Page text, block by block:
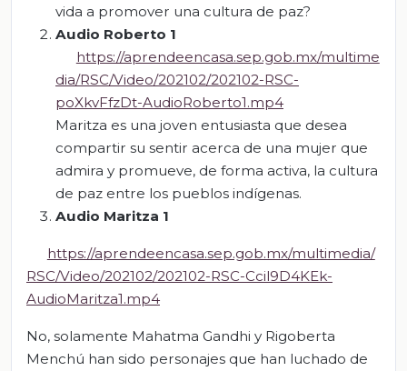
vida a promover una cultura de paz?
Audio Roberto 1
https://aprendeencasa.sep.gob.mx/multime
dia/RSC/Video/202102/202102-RSC-
poXkvFfzDt-AudioRoberto1.mp4
Maritza es una joven entusiasta que desea
compartir su sentir acerca de una mujer que
admira y promueve, de forma activa, la cultura
de paz entre los pueblos indígenas.
Audio Maritza 1
https://aprendeencasa.sep.gob.mx/multimedia/
RSC/Video/202102/202102-RSC-Ccil9D4KEk-
AudioMaritza1.mp4
No, solamente Mahatma Gandhi y Rigoberta
Menchú han sido personajes que han luchado de